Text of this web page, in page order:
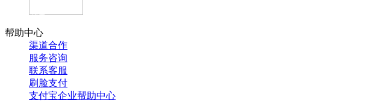
官方抖音
帮助中心
渠道合作
服务咨询
联系客服
刷脸支付
支付宝企业帮助中心